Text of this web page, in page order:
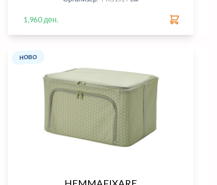
1,960 ден.
НОВО